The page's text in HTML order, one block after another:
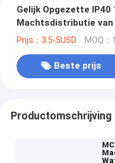
Gelijk Opgezette IP40
Machtsdistributie
voor MCB
Prijs：3.5-5USD MOQ
Beste prijs
Productomschrijving